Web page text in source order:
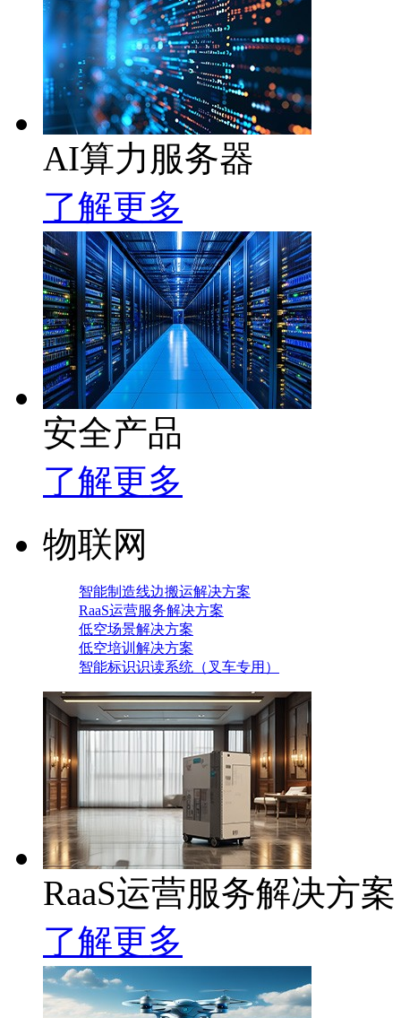
AI算力服务器
了解更多
安全产品
了解更多
物联网
智能制造线边搬运解决方案
RaaS运营服务解决方案
低空场景解决方案
低空培训解决方案
智能标识识读系统（叉车专用）
RaaS运营服务解决方案
了解更多